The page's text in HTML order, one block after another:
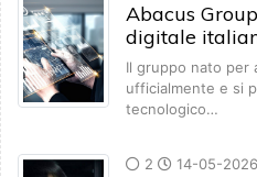
Abacus
digitale
Il gruppo nato per
ufficialmente e si
tecnologico…
2 14-05-2026